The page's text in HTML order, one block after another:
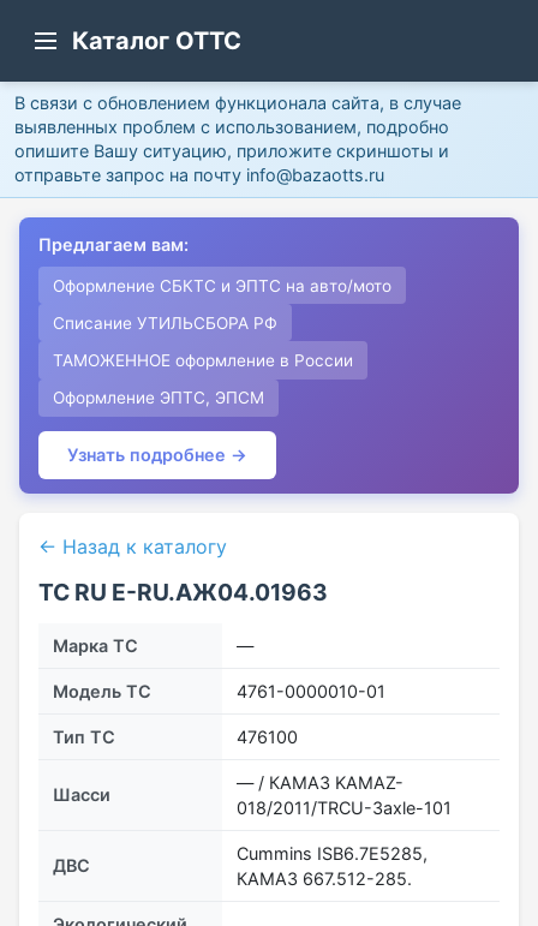
Каталог ОТТС
В связи с обновлением функционала сайта, в случае
выявленных проблем с использованием, подробно
опишите Вашу ситуацию, приложите скриншоты и
отправьте запрос на почту info@bazaotts.ru
Предлагаем вам:
Оформление СБКТС и ЭПТС на авто/мото
Списание УТИЛЬСБОРА РФ
ТАМОЖЕННОЕ оформление в России
Оформление ЭПТС, ЭПСМ
Узнать подробнее →
← Назад к каталогу
ТС RU Е-RU.АЖ04.01963
Марка ТС —
Модель ТС 4761-0000010-01
Тип ТС 476100
Шасси
— / КАМАЗ KAMAZ-
018/2011/TRСU-3axle-101
ДВС
Cummins ISB6.7E5285,
КАМАЗ 667.512-285.